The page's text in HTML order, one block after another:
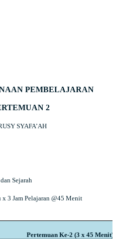
PEMBELAJARAN
2
SYAFA’AH
Sejarah
3 Jam Pelajaran @45 Menit
Pertemuan Ke-2 (3 x 45 Menit)